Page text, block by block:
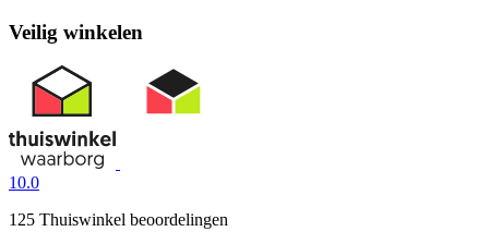
Veilig winkelen
10.0
125 Thuiswinkel beoordelingen